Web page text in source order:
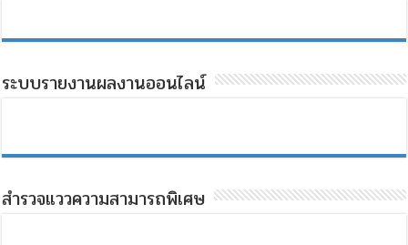
ระบบรายงานผลงานออนไลน์
สำรวจแววความสามารถพิเศษ